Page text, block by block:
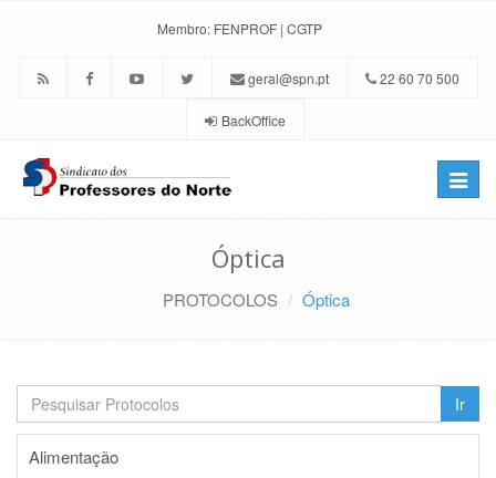
Membro: FENPROF | CGTP
geral@spn.pt 22 60 70 500
BackOffice
Toggle
Óptica
PROTOCOLOS Óptica
Ir
Alimentação